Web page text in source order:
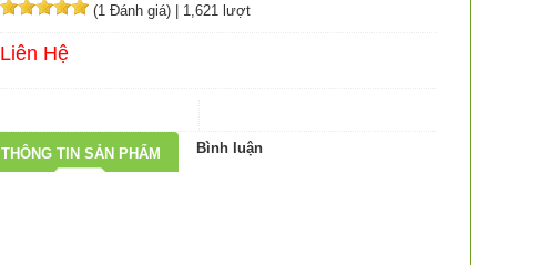
(1 Đánh giá) | 1,621 lượt
Liên Hệ
THÔNG TIN SẢN PHẨM Bình luận